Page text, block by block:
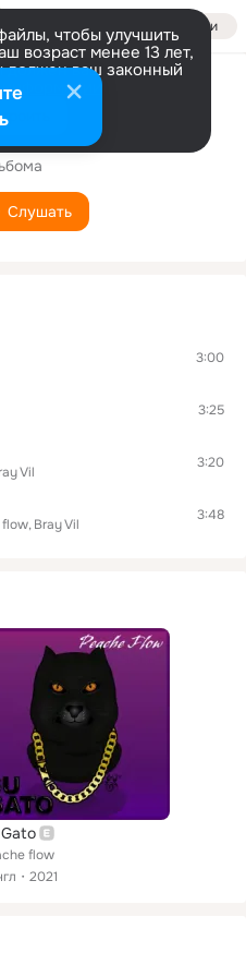
Войти
чтобы улучшить
возраст менее 13 лет,
должен ваш законный
информации
flow
Слушать
3:00
3:25
Vil
3:20
flow Bray Vil
3:48
flow
2021